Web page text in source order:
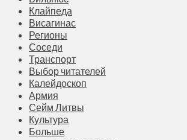
Клайпеда
Висагинас
Регионы
Соседи
Транспорт
Выбор читателей
Калейдоскоп
Армия
Сейм Литвы
Культура
Больше